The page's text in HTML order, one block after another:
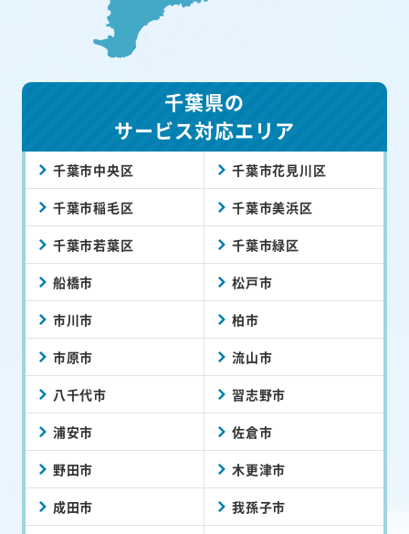
千葉県の
サービス対応エリア
千葉市中央区 千葉市花見川区
千葉市稲毛区 千葉市美浜区
千葉市若葉区 千葉市緑区
船橋市 松戸市
市川市 柏市
市原市 流山市
八千代市 習志野市
浦安市 佐倉市
野田市 木更津市
成田市 我孫子市